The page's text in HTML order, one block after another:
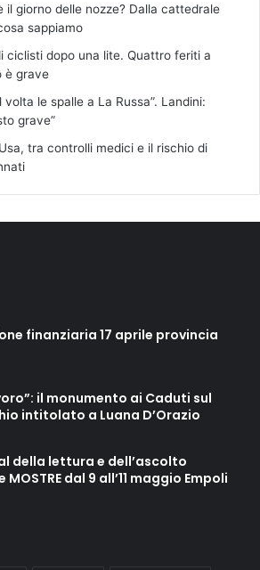
il giorno delle nozze? Dalla cattedrale
sappiamo
ciclisti dopo una lite. Quattro feriti a
è grave
volta le spalle a La Russa”. Landini:
grave”
tra controlli medici e il rischio di
finanziaria 17 aprile provincia
il monumento ai Caduti sul
intitolato a Luana D’Orazio
della lettura e dell’ascolto
MOSTRE dal 9 all’11 maggio Empoli